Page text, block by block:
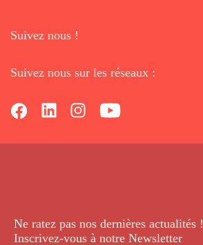
Suivez nous !
Suivez nous sur les réseaux :
Ne ratez pas nos dernières actualités !
Inscrivez-vous à notre Newsletter.